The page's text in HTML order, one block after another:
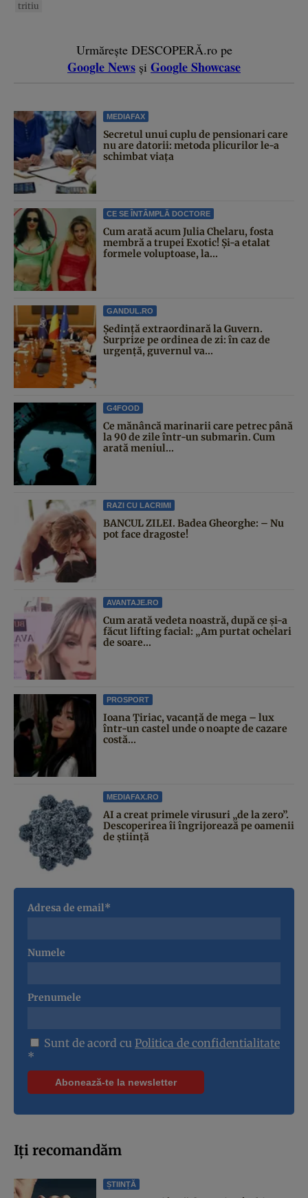
tritiu
Urmărește DESCOPERĂ.ro pe
Google News și Google Showcase
MEDIAFAX
Secretul unui cuplu de pensionari care
nu are datorii: metoda plicurilor le-a
schimbat viața
CE SE ÎNTÂMPLĂ DOCTORE
Cum arată acum Julia Chelaru, fosta
membră a trupei Exotic! Și-a etalat
formele voluptoase, la...
GANDUL.RO
Şedinţă extraordinară la Guvern.
Surprize pe ordinea de zi: în caz de
urgență, guvernul va...
G4FOOD
Ce mănâncă marinarii care petrec până
la 90 de zile într-un submarin. Cum
arată meniul...
RAZI CU LACRIMI
BANCUL ZILEI. Badea Gheorghe: – Nu
pot face dragoste!
AVANTAJE.RO
Cum arată vedeta noastră, după ce și-a
făcut lifting facial: „Am purtat ochelari
de soare...
PROSPORT
Ioana Țiriac, vacanță de mega – lux
într-un castel unde o noapte de cazare
costă...
MEDIAFAX.RO
AI a creat primele virusuri „de la zero”.
Descoperirea îi îngrijorează pe oamenii
de știință
Adresa de email*
Numele
Prenumele
Sunt de acord cu Politica de confidentialitate
*
Iți recomandăm
ȘTIINȚĂ